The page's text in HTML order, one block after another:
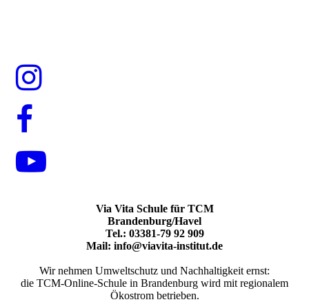
Via Vita Schule für TCM
Brandenburg/Havel
Tel.: 03381-79 92 909
Mail: info@viavita-institut.de
Wir nehmen Umweltschutz und Nachhaltigkeit ernst:
die TCM-Online-Schule in Brandenburg wird mit regionalem
Ökostrom betrieben.